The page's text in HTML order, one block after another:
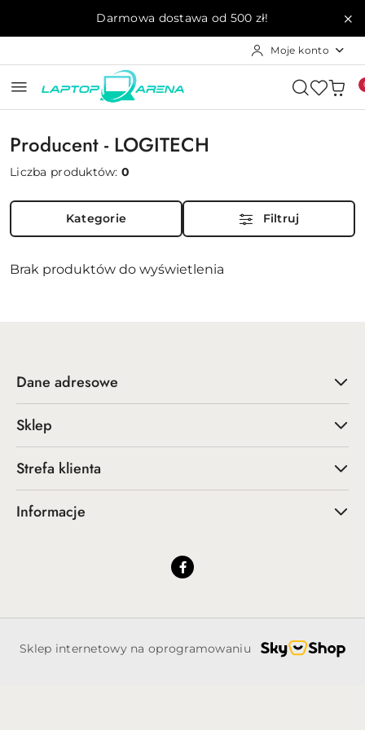
Przejdź do treści głównej
Przejdź do wyszukiwarki
Przejdź do moje konto
Przejdź do menu głównego
Przejdź do stopkiDarmowa dostawa od 500 zł!
Moje konto
Producent - LOGITECH
Liczba produktów:0
Kategorie Filtruj
Brak produktów do wyświetlenia
Dane adresowe
Sklep
Strefa klienta
Informacje
Sklep internetowy na oprogramowaniu